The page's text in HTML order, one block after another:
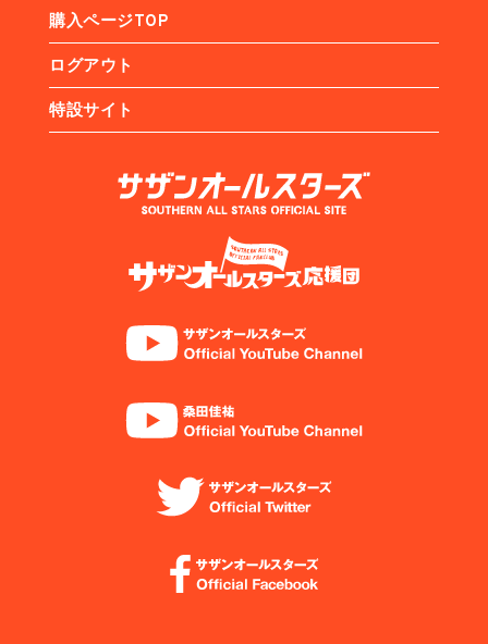
購入ページTOP
ログアウト
特設サイト